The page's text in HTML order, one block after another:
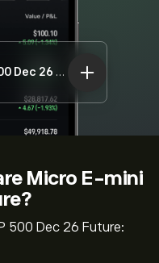
Micro E-mini S&P 500 Dec 26 Future
Micro E-mini
500 Dec 26 Future: